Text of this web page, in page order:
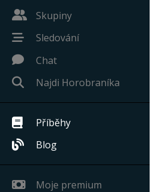
Skupiny
Sledování
Chat
Najdi Horobraníka
Příběhy
Blog
Moje premium